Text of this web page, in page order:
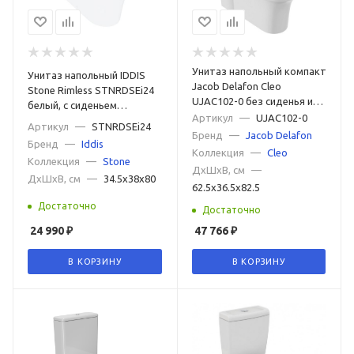
Унитаз напольный IDDIS
Stone Rimless STNRDSEi24
белый, с сиденьем
Артикул — STNRDSEi24
Бренд
— Iddis
Коллекция
— Stone
ДxШxВ, см
— 34.5x38x80
Достаточно
24 990₽
В КОРЗИНУ
Унитаз напольный компакт
Jacob Delafon Cleo
UJAC102-0 без сиденья и
бачка
Артикул —
UJAC102-0
Бренд
—
Jacob Delafon
Коллекция
—
Cleo
ДxШxВ, см
—
62.5x36.5x82.5
Достаточно
47 766₽
В КОРЗИНУ